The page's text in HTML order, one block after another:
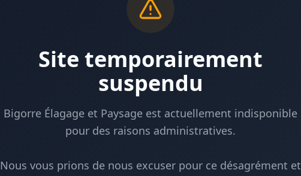
Site temporairement
suspendu
Bigorre Élagage et Paysage est actuellement indisponible
pour des raisons administratives.
Nous vous prions de nous excuser pour ce désagrément et